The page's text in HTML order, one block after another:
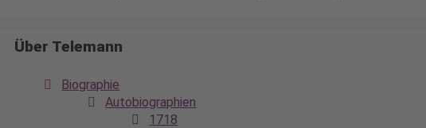
Über Telemann
Navigation
Biographie
Autobiographien
1718